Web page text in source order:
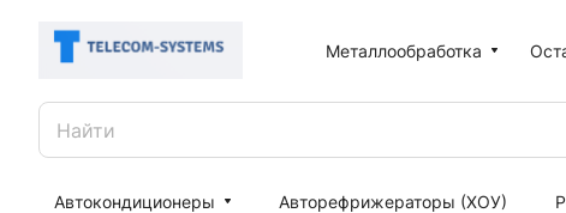
Металлообработка
Автокондиционеры Авторефрижераторы (ХОУ)